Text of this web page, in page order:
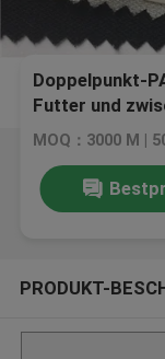
Doppelpunkt-
Futter und
MOQ：3000 M |
PRODUKT-